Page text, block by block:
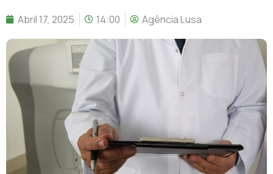
Abril 17, 2025 14:00 Agência Lusa